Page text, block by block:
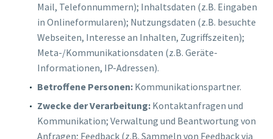
Mail, Telefonnummern); Inhaltsdaten (z.B. Eingaben
in Onlineformularen); Nutzungsdaten (z.B. besuchte
Webseiten, Interesse an Inhalten, Zugriffszeiten);
Meta-/Kommunikationsdaten (z.B. Geräte-
Informationen, IP-Adressen).
Betroffene Personen: Kommunikationspartner.
Zwecke der Verarbeitung: Kontaktanfragen und
Kommunikation; Verwaltung und Beantwortung von
Anfragen; Feedback (z.B. Sammeln von Feedback via